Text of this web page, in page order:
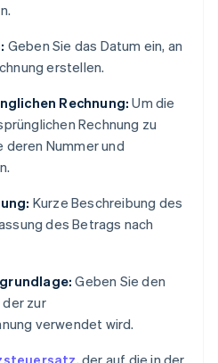
Geben Sie das Datum ein, an
erstellen.
Rechnung: Um die
Rechnung zu
deren Nummer und
Kurze Beschreibung des
des Betrags nach
Geben Sie den
zur
verwendet wird.